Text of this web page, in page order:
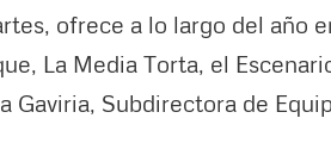
ofrece a lo largo del año
La Media Torta, el
Gaviria, Subdirectora de